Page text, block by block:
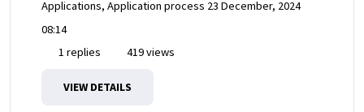
Applications, Application process 23 December, 2024
08:14
1 replies
419 views
VIEW DETAILS